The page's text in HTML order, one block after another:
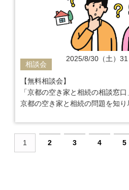
相談会
2025/8/30（土）31
【無料相談会】
「京都の空き家と相続の相談窓口
京都の空き家と相続の問題を知
1 2 3 4 5